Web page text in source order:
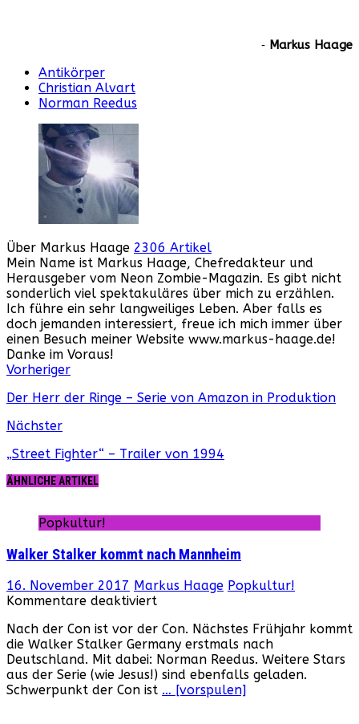
‐ Markus Haage
Antikörper
Christian Alvart
Norman Reedus
Über Markus Haage 2306 Artikel
Mein Name ist Markus Haage, Chefredakteur und
Herausgeber vom Neon Zombie-Magazin. Es gibt nicht
sonderlich viel spektakuläres über mich zu erzählen.
Ich führe ein sehr langweiliges Leben. Aber falls es
doch jemanden interessiert, freue ich mich immer über
einen Besuch meiner Website www.markus-haage.de!
Danke im Voraus!
Webseite
Facebook
Instagram
YouTube
Vorheriger
Der Herr der Ringe – Serie von Amazon in Produktion
Nächster
„Street Fighter“ – Trailer von 1994
ÄHNLICHE ARTIKEL
Popkultur!
Walker Stalker kommt nach Mannheim
16. November 2017 Markus Haage Popkultur!
Kommentare deaktiviertfür
Stalker
kommt
nach
Mannheim
Nach der Con ist vor der Con. Nächstes Frühjahr kommt
die Walker Stalker Germany erstmals nach
Deutschland. Mit dabei: Norman Reedus. Weitere Stars
aus der Serie (wie Jesus!) sind ebenfalls geladen.
Schwerpunkt der Con ist … [vorspulen]